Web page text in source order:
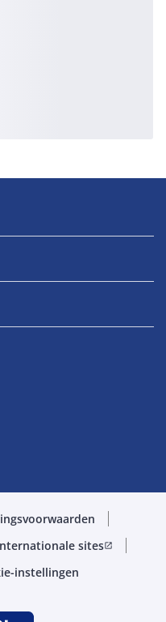
sitesopen_in_new
instellingen